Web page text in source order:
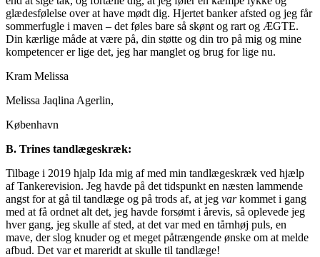
glædesfølelse over at have mødt dig. Hjertet banker afsted og jeg får
sommerfugle i maven – det føles bare så skønt og rart og ÆGTE.
Din kærlige måde at være på, din støtte og din tro på mig og mine
kompetencer er lige det, jeg har manglet og brug for lige nu.
Kram Melissa
Melissa Jaqlina Agerlin,
København
B. Trines tandlægeskræk:
Tilbage i 2019 hjalp Ida mig af med min tandlægeskræk ved hjælp
af Tankerevision. Jeg havde på det tidspunkt en næsten lammende
angst for at gå til tandlæge og på trods af, at jeg varkommet i gang
med at få ordnet alt det, jeg havde forsømt i årevis, så oplevede jeg
hver gang, jeg skulle af sted, at det var med en tårnhøj puls, en
mave, der slog knuder og et meget påtrængende ønske om at melde
afbud. Det var et mareridt at skulle til tandlæge!